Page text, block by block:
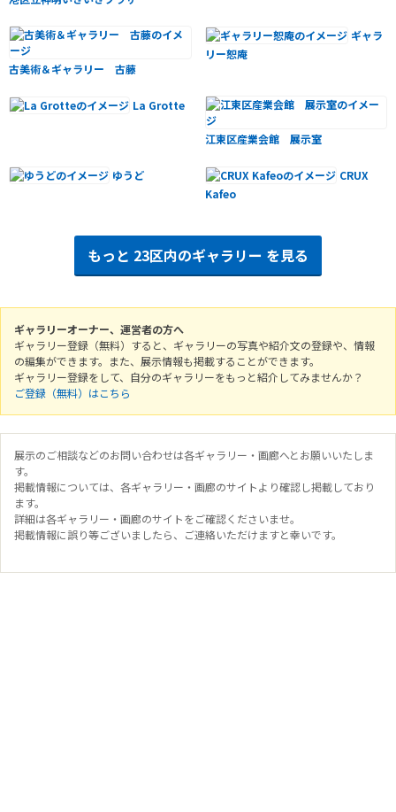
古美術＆ギャラリー 古藤
ギャラ
リー恕庵
La Grotte
江東区産業会館 展示室
ゆうど
CRUX
Kafeo
もっと 23区内のギャラリー を見る
ギャラリーオーナー、運営者の方へ
ギャラリー登録（無料）すると、ギャラリーの写真や紹介文の登録や、情報
の編集ができます。また、展示情報も掲載することができます。
ギャラリー登録をして、自分のギャラリーをもっと紹介してみませんか？
ご登録（無料）はこちら
展示のご相談などのお問い合わせは各ギャラリー・画廊へとお願いいたしま
す。
掲載情報については、各ギャラリー・画廊のサイトより確認し掲載しており
ます。
詳細は各ギャラリー・画廊のサイトをご確認くださいませ。
掲載情報に誤り等ございましたら、ご連絡いただけますと幸いです。